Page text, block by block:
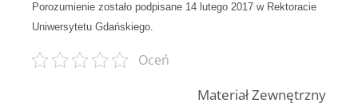
Porozumienie zostało podpisane 14 lutego 2017 w Rektoracie
Uniwersytetu Gdańskiego.
Oceń
Materiał Zewnętrzny